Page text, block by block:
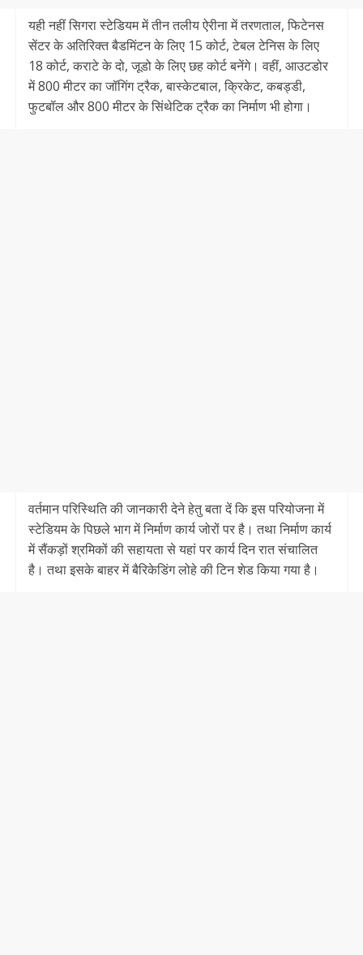
यही नहीं सिगरा स्टेडियम में तीन तलीय ऐरीना में तरणताल, फिटेनस
सेंटर के अतिरिक्त बैडमिंटन के लिए 15 कोर्ट, टेबल टेनिस के लिए
18 कोर्ट, कराटे के दो, जूडो के लिए छह कोर्ट बनेंगे। वहीं, आउटडोर
में 800 मीटर का जॉगिंग ट्रैक, बास्केटबाल, क्रिकेट, कबड्डी,
फुटबॉल और 800 मीटर के सिंथेटिक ट्रैक का निर्माण भी होगा।
वर्तमान परिस्थिति की जानकारी देने हेतु बता दें कि इस परियोजना में
स्टेडियम के पिछले भाग में निर्माण कार्य जोरों पर है। तथा निर्माण कार्य
में सैंकड़ों श्रमिकों की सहायता से यहां पर कार्य दिन रात संचालित
है। तथा इसके बाहर में बैरिकेडिंग लोहे की टिन शेड किया गया है।